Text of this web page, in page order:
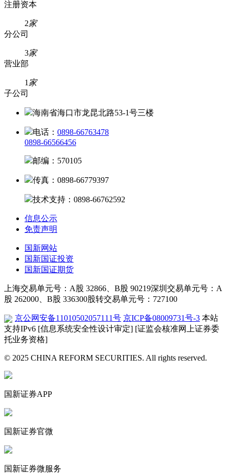
注册资本
2家
分公司
3家
营业部
1 家
子公司
海南省海口市龙昆北路53-1号三楼
电话： 0898-66763478
0898-66566456
邮编：570105
传真：0898-66779397
技术支持：0898-66762592
信息公示
免责声明
国新网站
国新国证投资
国新国证期货
上海交易单元号：A股 32866、B股 90219深圳交易单元号：A
股 262000、B股 336300股转交易单元号：727100
京公网安备11010502057111号 京ICP备08009731号-3 本站
支持IPv6 [信息系统安全性设计审定] [证监会核准网上证券委
托业务资格]
© 2025 CHINA REFORM SECURITIES. All rights reserved.
国新证券APP
国新证券官微
国新证券微服务